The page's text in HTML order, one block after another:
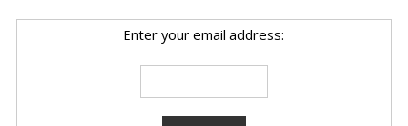
Enter your email address: